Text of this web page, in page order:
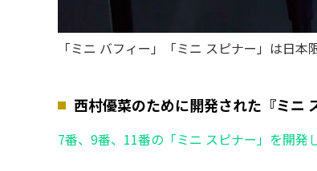
「ミニ バフィー」「ミニ スピナー」は日本
西村優菜のために開発された『ミニ
7番、9番、11番の「ミニ スピナー」を開発